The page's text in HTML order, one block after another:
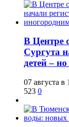
​В Центре
Сургута
детей –
07 августа в
523 0